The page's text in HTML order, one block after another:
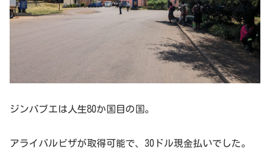
ジンバブエは人生80か国目の国。
アライバルビザが取得可能で、30ドル現金払いでした。